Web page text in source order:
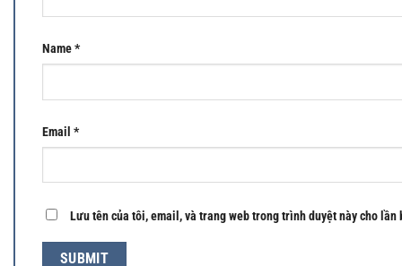
Name*
Email *
Lưu tên của tôi, email, và trang web trong trình duyệt này cho